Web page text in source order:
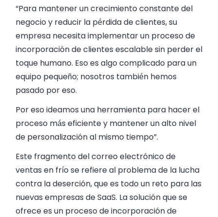
“Para mantener un crecimiento constante del
negocio y reducir la pérdida de clientes, su
empresa necesita implementar un proceso de
incorporación de clientes escalable sin perder el
toque humano. Eso es algo complicado para un
equipo pequeño; nosotros también hemos
pasado por eso.
Por eso ideamos una herramienta para hacer el
proceso más eficiente y mantener un alto nivel
de personalización al mismo tiempo”.
Este fragmento del correo electrónico de
ventas en frío se refiere al problema de la lucha
contra la deserción, que es todo un reto para las
nuevas empresas de SaaS. La solución que se
ofrece es un proceso de incorporación de